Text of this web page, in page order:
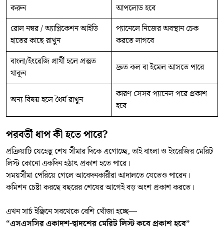
করুন
আপলোড হবে
রোল নম্বর / অ্যাপ্লিকেশন আইডি
হাতের কাছে রাখুন
প্যানেলে নিজের অবস্থান চেক
করতে লাগবে
বাংলা/ইংরেজি প্রার্থী হলে প্রস্তুত
থাকুন
দ্রুত কল বা ইমেল আসতে পারে
অন্য বিষয় হলে ধৈর্য রাখুন
কারণ সেসব প্যানেল পরে প্রকাশ
হবে
পরবর্তী ধাপ কী হতে পারে?
প্রক্রিয়াটি যেহেতু শেষ সীমার দিকে এগোচ্ছে, তাই বাংলা ও ইংরেজির মেরিট
লিস্ট কোনো একদিন হঠাৎ প্রকাশ হতে পারে।
সময়সীমা পেরিয়ে গেলে আবেদনকারীরা আদালতে যেতেও পারেন।
কমিশন চেষ্টা করছে বছরের শেষের আগেই বড় অংশ প্রকাশ করতে।
এখন সার্চ ইঞ্জিনে সবথেকে বেশি খোঁজা হচ্ছে—
“এসএসসির একাদশ-দ্বাদশের মেরিট লিস্ট কবে প্রকাশ হবে”